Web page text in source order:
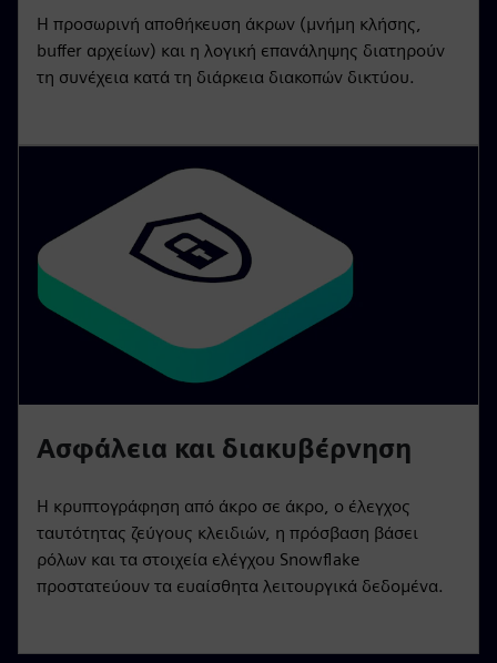
Η προσωρινή αποθήκευση άκρων (μνήμη κλήσης,
buffer αρχείων) και η λογική επανάληψης διατηρούν
τη συνέχεια κατά τη διάρκεια διακοπών δικτύου.
Ασφάλεια και διακυβέρνηση
Η κρυπτογράφηση από άκρο σε άκρο, ο έλεγχος
ταυτότητας ζεύγους κλειδιών, η πρόσβαση βάσει
ρόλων και τα στοιχεία ελέγχου Snowflake
προστατεύουν τα ευαίσθητα λειτουργικά δεδομένα.